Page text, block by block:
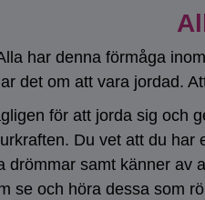
har denna förmåga
det om att vara jordad.
för att jorda sig och
Du vet att du har
drömmar samt känner av
se och höra dessa som